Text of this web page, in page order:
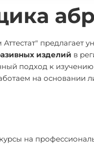
предлагает
изделий в
подход к
на
на